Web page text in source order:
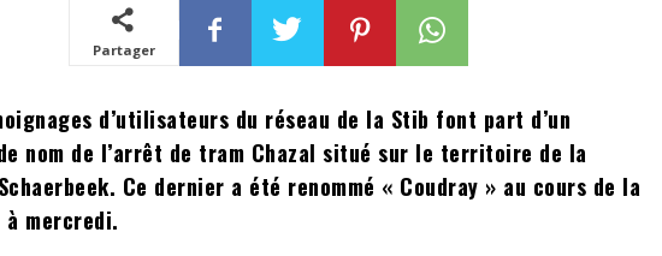
Partager
d’utilisateurs du réseau de la Stib font part d’un
nom de l’arrêt de tram Chazal situé sur le territoire de la
Ce dernier a été renommé « Coudray » au cours de la
mercredi.